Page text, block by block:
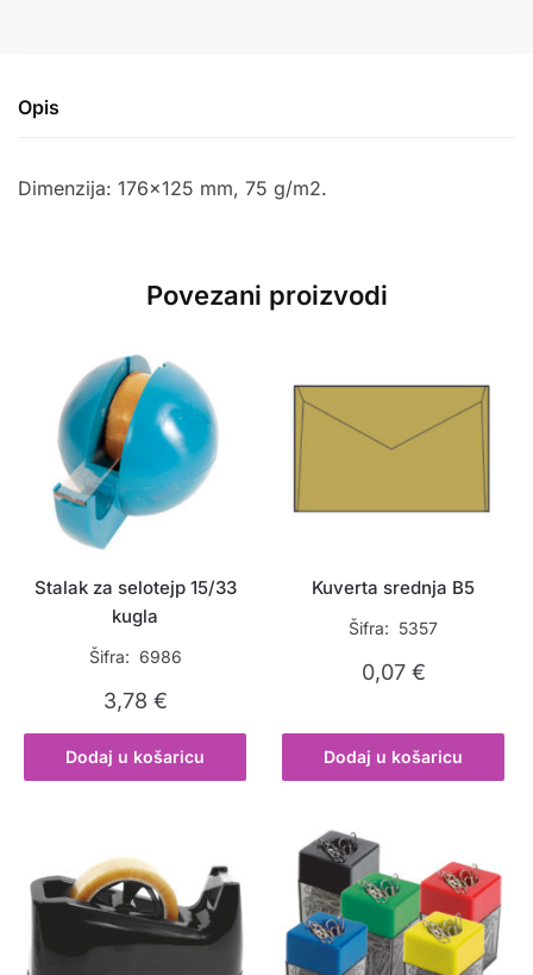
Opis
Dimenzija: 176×125 mm, 75 g/m2.
Povezani proizvodi
Stalak za selotejp 15/33
kugla
Šifra: 6986
3,78 €
Dodaj u košaricu
Kuverta srednja B5
Šifra: 5357
0,07 €
Dodaj u košaricu